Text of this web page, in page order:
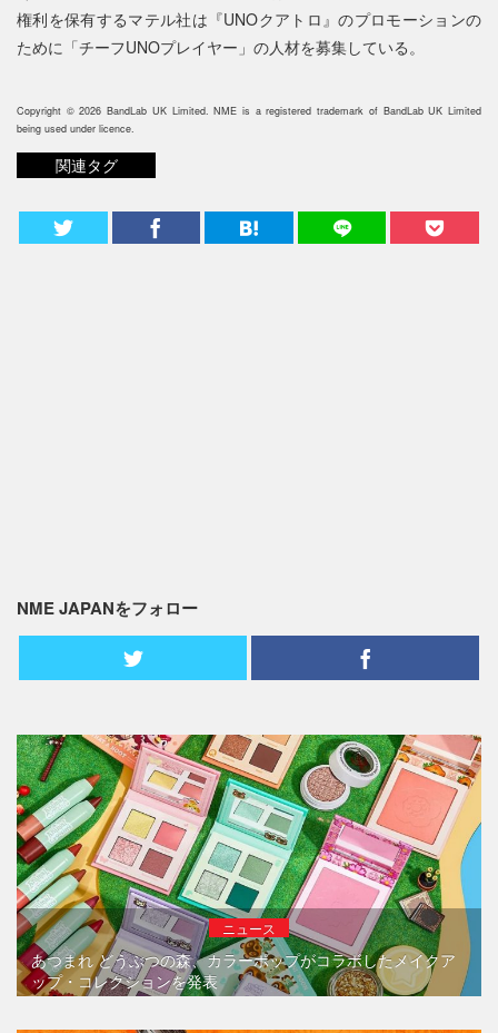
権利を保有するマテル社は『UNOクアトロ』のプロモーションの
ために「チーフUNOプレイヤー」の人材を募集している。
Copyright © 2026 BandLab UK Limited. NME is a registered trademark of BandLab UK Limited
being used under licence.
関連タグ
NME JAPANをフォロー
ニュース
あつまれ どうぶつの森、カラーポップがコラボしたメイクア
ップ・コレクションを発表